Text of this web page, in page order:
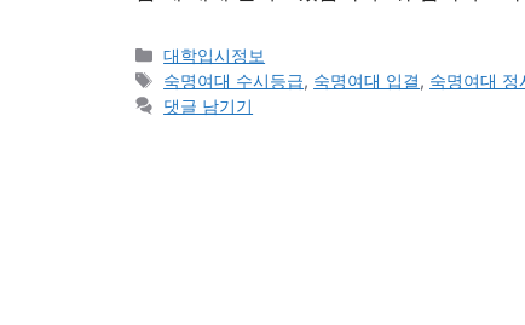
카
테
고
대학입시정보
태
그
숙명여대 수시등급, 숙명여대 입결, 숙명여대 정
댓글 남기기